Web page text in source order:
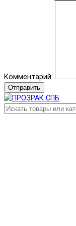
Комментарий:
Отправить